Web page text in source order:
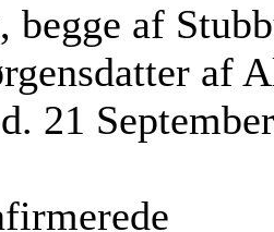
begge af
af
21 September